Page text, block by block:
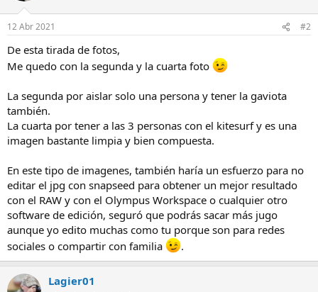
12 Abr 2021 #2
De esta tirada de fotos,
Me quedo con la segunda y la cuarta foto
La segunda por aislar solo una persona y tener la gaviota
también.
La cuarta por tener a las 3 personas con el kitesurf y es una
imagen bastante limpia y bien compuesta.
En este tipo de imagenes, también haría un esfuerzo para no
editar el jpg con snapseed para obtener un mejor resultado
con el RAW y con el Olympus Workspace o cualquier otro
software de edición, seguró que podrás sacar más jugo
aunque yo edito muchas como tu porque son para redes
sociales o compartir con familia
.
Lagier01